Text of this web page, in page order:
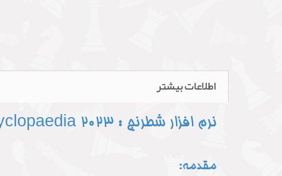
اطلاعات بیشتر
نرم افزار شطرنج : Opening Encyclopaedia 2023
مقدمه: